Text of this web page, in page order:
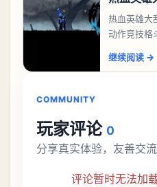
热血英雄大
动作竞技格
挑战高手进
继续阅读 →
COMMUNITY
玩家评论 0
分享真实体验，友善交流
评论暂时无法加